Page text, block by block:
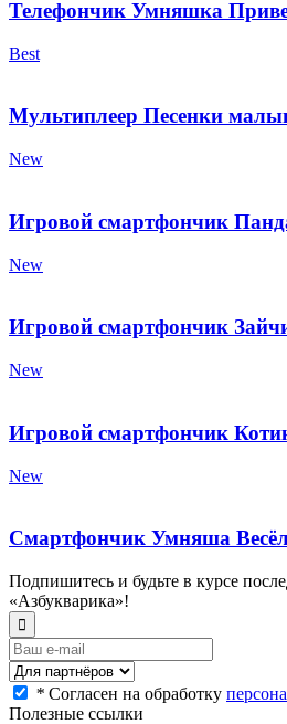
Телефончик Умняшка
Best
Мультиплеер Песенки
New
Игровой смартфончик
New
Игровой смартфончик
New
Игровой смартфончик
New
Смартфончик Умняша
Подпишитесь и будьте в курсе
«Азбукварика»!
* Согласен на обработку
Полезные ссылки